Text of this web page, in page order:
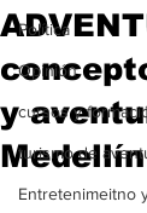
Política
Opinión
cursos y
turismo de
Entretenimeitno
y
Medellín